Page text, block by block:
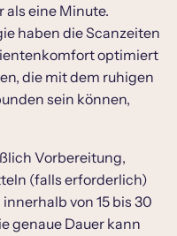
als eine Minute.
haben die Scanzeiten
optimiert
die mit dem ruhigen
sein können,
Vorbereitung,
(falls erforderlich)
von 15 bis 30
genaue Dauer kann